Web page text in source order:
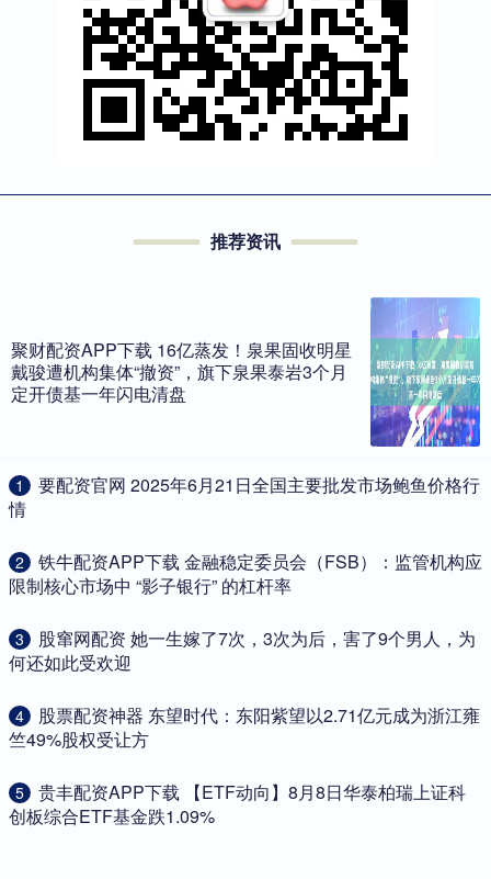
推荐资讯
聚财配资APP下载 16亿蒸发！泉果固收明星
戴骏遭机构集体“撤资”，旗下泉果泰岩3个月
定开债基一年闪电清盘
1
​要配资官网 2025年6月21日全国主要批发市场鲍鱼价格行
情
2
​铁牛配资APP下载 金融稳定委员会（FSB）：监管机构应
限制核心市场中 “影子银行” 的杠杆率
3
​股窜网配资 她一生嫁了7次，3次为后，害了9个男人，为
何还如此受欢迎
4
​股票配资神器 东望时代：东阳紫望以2.71亿元成为浙江雍
竺49%股权受让方
5
​贵丰配资APP下载 【ETF动向】8月8日华泰柏瑞上证科
创板综合ETF基金跌1.09%